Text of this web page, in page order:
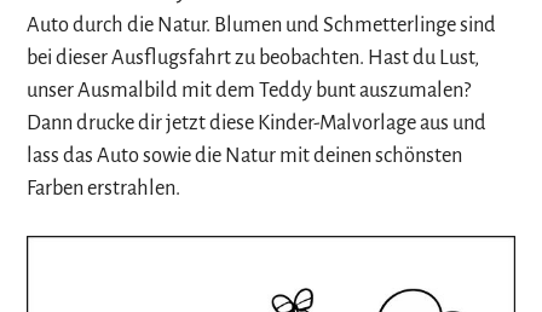
Auto durch die Natur. Blumen und Schmetterlinge sind
bei dieser Ausflugsfahrt zu beobachten. Hast du Lust,
unser Ausmalbild mit dem Teddy bunt auszumalen?
Dann drucke dir jetzt diese Kinder-Malvorlage aus und
lass das Auto sowie die Natur mit deinen schönsten
Farben erstrahlen.